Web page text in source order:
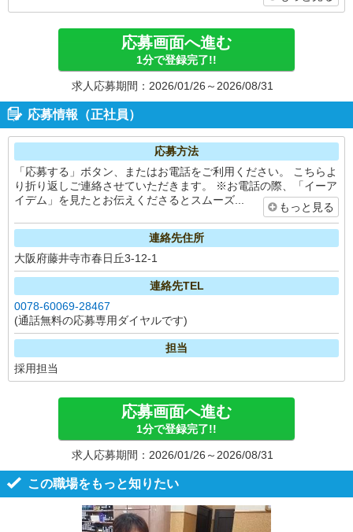
応募画面へ進む
1分で登録完了!!
求人応募期間：2026/01/26～2026/08/31
応募情報（正社員）
応募方法
「応募する」ボタン、またはお電話をご利用ください。 こちらよ
り折り返しご連絡させていただきます。 ※お電話の際、「イーア
イデム」を見たとお伝えくださるとスムーズ...
もっと見る
連絡先住所
大阪府藤井寺市春日丘3-12-1
連絡先TEL
0078-60069-28467
(通話無料の応募専用ダイヤルです)
担当
採用担当
応募画面へ進む
1分で登録完了!!
求人応募期間：2026/01/26～2026/08/31
この職場をもっと知りたい